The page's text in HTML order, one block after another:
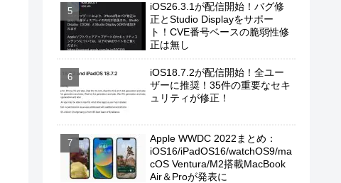
iOS26.3.1が配信開始！バグ修
正とStudio Displayをサポー
ト！CVE番号ベースの脆弱性修
正は無し
iOS18.7.2が配信開始！全ユー
ザーに推奨！35件の重要なセキ
ュリティが修正！
Apple WWDC 2022まとめ：
iOS16/iPadOS16/watchOS9/ma
cOS Ventura/M2搭載MacBook
Air＆Proが発表に